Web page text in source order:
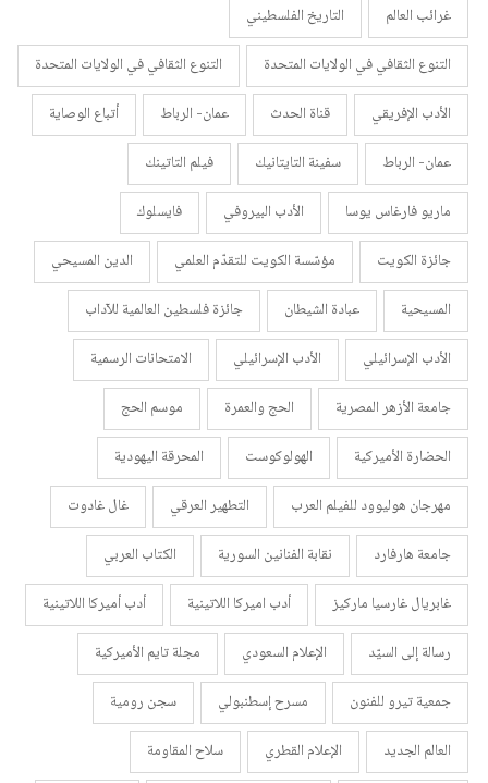
غرائب العالم
التاريخ الفلسطيني
التنوع الثقافي في الولايات المتحدة
التنوع الثقافي في الولايات المتحدة
الأدب الإفريقي
قناة الحدث عمان- الرباط
أتباع الوصاية
عمان- الرباط
سفينة التايتانيك
فيلم التاتينك
ماريو فارغاس يوسا
الأدب البيروفي
فايسلوك
جائزة الكويت
مؤسّسة الكويت للتقدّم العلمي
الدين المسيحي
المسيحية
عبادة الشيطان
جائزة فلسطين العالمية للآداب
الأدب الإسرائيلي
الأدب الإسرائيلي
الامتحانات الرسمية
جامعة الأزهر المصرية
الحج والعمرة
موسم الحج
الحضارة الأميركية
الهولوكوست
المحرقة اليهودية
مهرجان هوليوود للفيلم العرب
التطهير العرقي
غال غادوت
جامعة هارفارد
نقابة الفنانين السورية
الكتاب العربي
غابريال غارسيا ماركيز
أدب اميركا اللاتينية
أدب أميركا اللاتينية
رسالة إلى السيّد
الإعلام السعودي
مجلة تايم الأميركية
جمعية تيرو للفنون
مسرح إسطنبولي
سجن رومية
العالم الجديد
الإعلام القطري
سلاح المقاومة